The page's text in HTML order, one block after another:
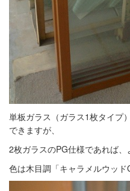
単板ガラス（ガラス1枚タイプ
できますが、
2枚ガラスのPG仕様であれば、
色は木目調「キャラメルウッド